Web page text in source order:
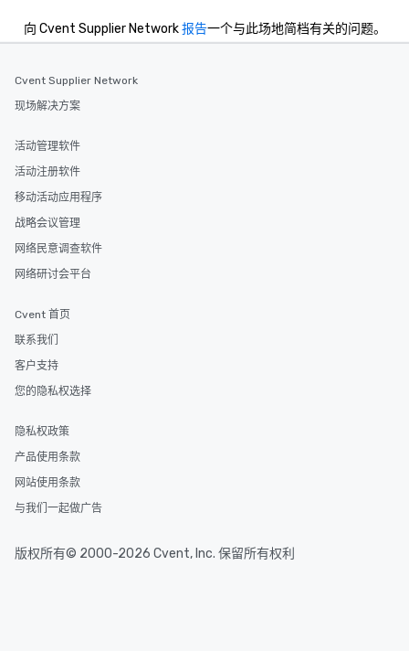
向 Cvent Supplier Network报告一个与此场地简档有关的问题。
Cvent Supplier Network
现场解决方案
活动管理软件
活动注册软件
移动活动应用程序
战略会议管理
网络民意调查软件
网络研讨会平台
Cvent 首页
联系我们
客户支持
您的隐私权选择
隐私权政策
产品使用条款
网站使用条款
与我们一起做广告
版权所有© 2000-2026 Cvent, Inc. 保留所有权利